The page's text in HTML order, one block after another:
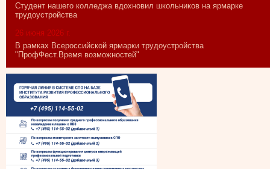
Студент нашего колледжа вдохновил школьников на ярмарке
трудоустройства
26 июня 2026 г.
В рамках Всероссийской ярмарки трудоустройства
"ПрофФест.Время возможностей"